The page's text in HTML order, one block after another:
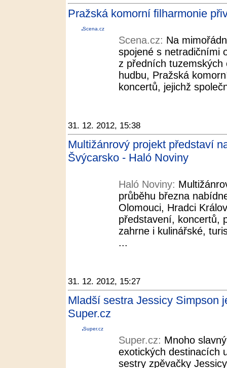
Pražská komorní filharmonie
Scena.cz
Scena.cz: Na
spojené s netradičními
z předních
hudbu, Pražská
koncertů, jejichž
31. 12. 2012, 15:38
Multižánrový projekt představí
Švýcarsko - Haló Noviny
Haló Noviny:
průběhu března
Olomouci, Hradci
představení, koncertů,
zahrne i kulinářské,
...
31. 12. 2012, 15:27
Mladší sestra Jessicy Simpson
Super.cz
Super.cz
Super.cz: Mnoho
exotických destinacích
sestry zpěvačky